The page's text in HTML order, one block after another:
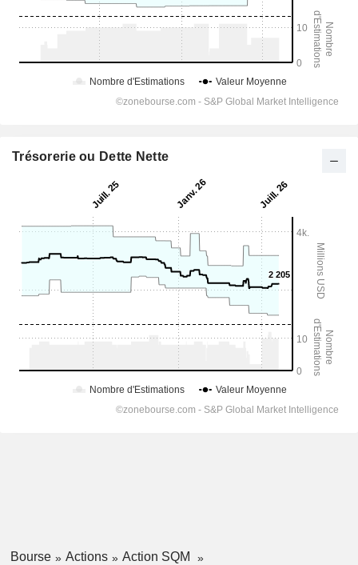
Trésorerie ou Dette Nette
Bourse Actions
Action SQM